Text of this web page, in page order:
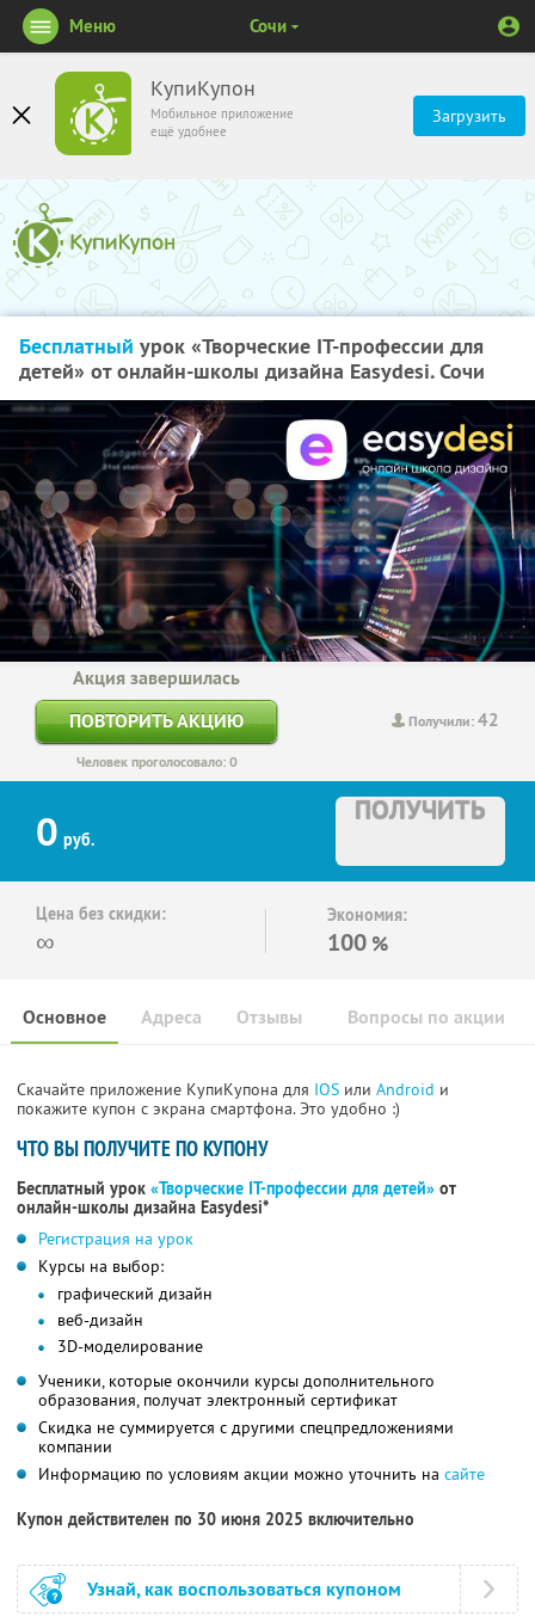
КупиКупон
Мобильное приложение
ещё удобнее
Загрузить
Меню Сочи
Бесплатный урок «Творческие IT-профессии для
детей» от онлайн-школы дизайна Easydesi. Сочи
Получили:42
Акция завершилась
ПОВТОРИТЬ АКЦИЮ
Человек проголосовало: 0
0 руб.
ПОЛУЧИТЬ
Цена без скидки:
∞
Экономия:
100 %
Основное Отзывы Вопросы по акции
Адреса
Скачайте приложение КупиКупона для IOS или Android и
покажите купон с экрана смартфона. Это удобно :)
ЧТО ВЫ ПОЛУЧИТЕ ПО КУПОНУ
Бесплатный урок «Творческие IT-профессии для детей» от
онлайн-школы дизайна Easydesi*
Регистрация на урок
Курсы на выбор:
графический дизайн
веб-дизайн
3D-моделирование
Ученики, которые окончили курсы дополнительного
образования, получат электронный сертификат
Скидка не суммируется с другими спецпредложениями
компании
Информацию по условиям акции можно уточнить на сайте
Купон действителен по 30 июня 2025 включительно
Узнай, как воспользоваться купоном